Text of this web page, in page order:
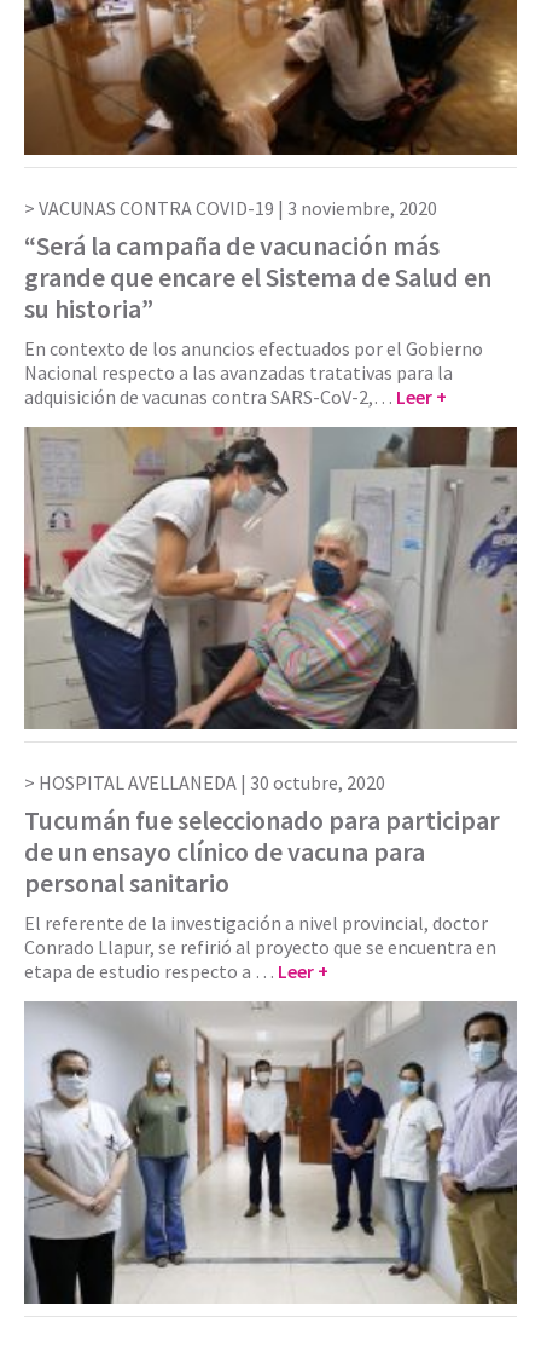
VACUNAS CONTRA COVID-19 | 3 noviembre, 2020
“Será la campaña de vacunación más
grande que encare el Sistema de Salud en
su historia”
En contexto de los anuncios efectuados por el Gobierno
Nacional respecto a las avanzadas tratativas para la
adquisición de vacunas contra SARS-CoV-2,… Leer +
HOSPITAL AVELLANEDA | 30 octubre, 2020
Tucumán fue seleccionado para participar
de un ensayo clínico de vacuna para
personal sanitario
El referente de la investigación a nivel provincial, doctor
Conrado Llapur, se refirió al proyecto que se encuentra en
etapa de estudio respecto a … Leer +